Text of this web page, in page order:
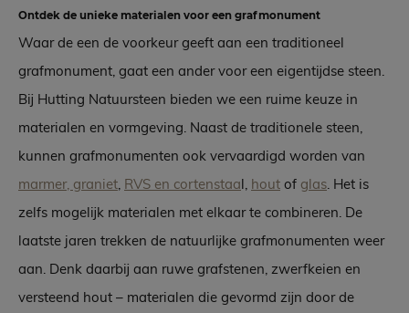
Ontdek de unieke materialen voor een grafmonument
Waar de een de voorkeur geeft aan een traditioneel
grafmonument, gaat een ander voor een eigentijdse steen.
Bij Hutting Natuursteen bieden we een ruime keuze in
materialen en vormgeving. Naast de traditionele steen,
kunnen grafmonumenten ook vervaardigd worden van
marmer, graniet, RVS en cortenstaal, hout of glas. Het is
zelfs mogelijk materialen met elkaar te combineren. De
laatste jaren trekken de natuurlijke grafmonumenten weer
aan. Denk daarbij aan ruwe grafstenen, zwerfkeien en
versteend hout – materialen die gevormd zijn door de